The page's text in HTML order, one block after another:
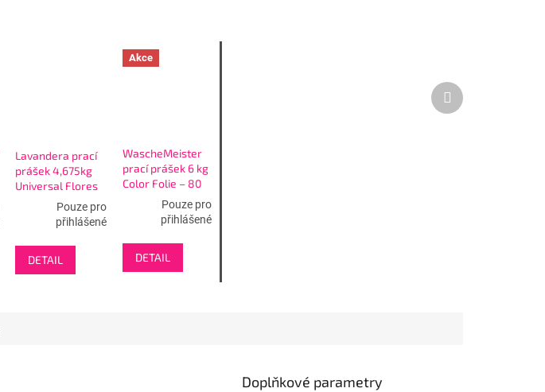
Lavandera prací
prášek 4,675kg
Universal Flores
De Cerezo - 85W
Pouze pro
přihlášené
DETAIL
Akce
WascheMeister
prací prášek 6 kg
Color Folie – 80
Pouze pro
přihlášené
DETAIL
Další
produkt
Doplňkové parametry